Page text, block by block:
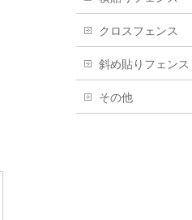
クロスフェンス
斜め貼りフェンス
その他